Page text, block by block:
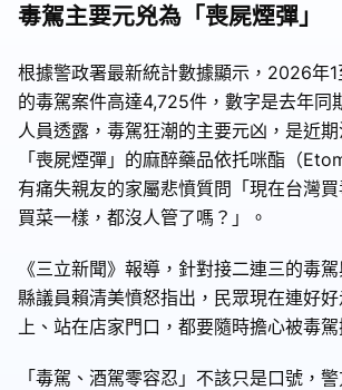
毒駕主要元兇為「喪屍煙彈」
根據警政署最新統計數據顯示，2026年
的毒駕案件高達4,725件，數字是去年同
人員透露，毒駕狂潮的主要元凶，是近
「喪屍煙彈」的麻醉藥品依托咪酯（
有痛失親友的家屬悲憤質問「現在台灣
買菜一樣，都沒人管了嗎？」。
《三立新聞》報導，針對接二連三的毒
縣議員賴清美憤怒指出，民眾現在連好
上、站在店家門口，都要隨時擔心被毒
「毒駕、酒駕零容忍」不該只是口號，